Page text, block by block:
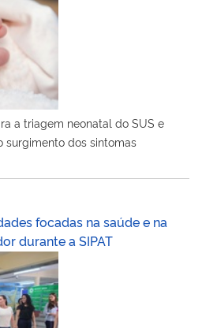
a triagem neonatal do SUS e
surgimento dos sintomas
focadas na saúde e na
durante a SIPAT